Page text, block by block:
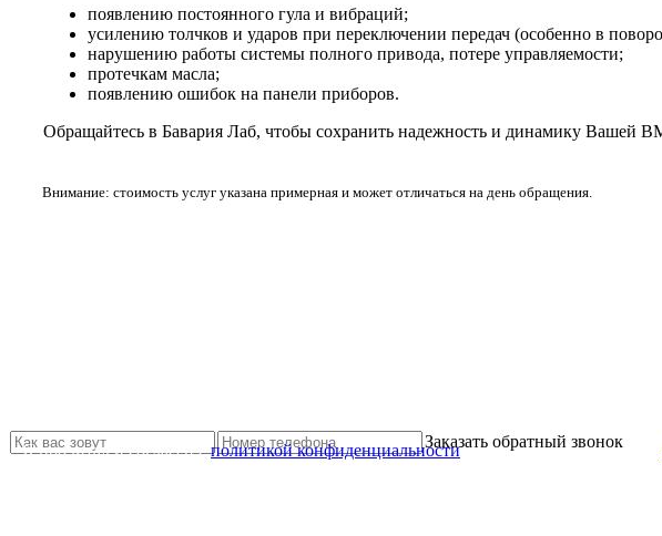
появлению постоянного гула и вибраций;
усилению толчков и ударов при переключении передач (особенно в
нарушению работы системы полного привода, потере управляемости;
протечкам масла;
появлению ошибок на панели приборов.
Обращайтесь в Бавария Лаб, чтобы сохранить надежность и динамику Вашей
Внимание: стоимость услуг указана примерная и может отличаться на день обращения.
Заказать обратный звонок
Я прочитал и согласен сполитикой конфиденциальности